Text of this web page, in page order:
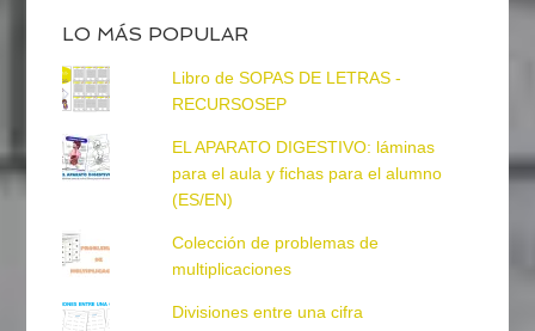
LO MÁS POPULAR
Libro de SOPAS DE LETRAS -
RECURSOSEP
EL APARATO DIGESTIVO: láminas
para el aula y fichas para el alumno
(ES/EN)
Colección de problemas de
multiplicaciones
Divisiones entre una cifra